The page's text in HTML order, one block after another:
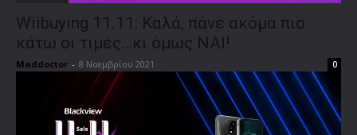
Wiibuying 11.11: Καλά, πάνε ακόμα πιο
κάτω οι τιμές…κι όμως ΝΑΙ!
Maddoctor - 8 Νοεμβρίου 2021 0